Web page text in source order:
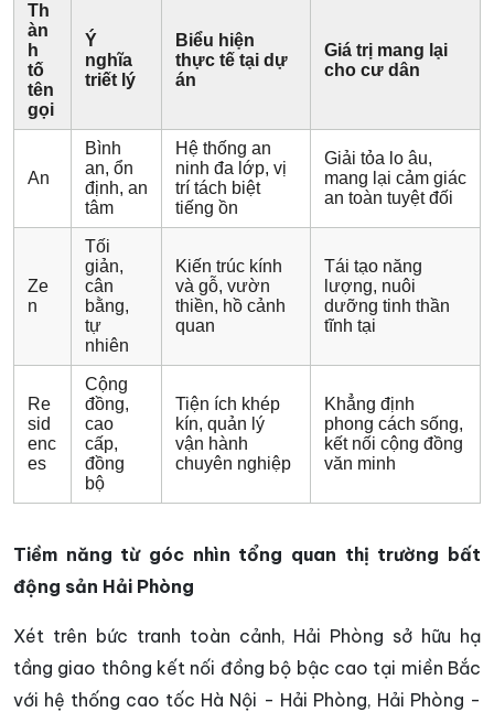
Th
àn
h
tố
tên
gọi
Ý
nghĩa
triết lý
Biểu hiện
thực tế tại dự
án
Giá trị mang lại
cho cư dân
An
Bình
an, ổn
định, an
tâm
Hệ thống an
ninh đa lớp, vị
trí tách biệt
tiếng ồn
Giải tỏa lo âu,
mang lại cảm giác
an toàn tuyệt đối
Ze
n
Tối
giản,
cân
bằng,
tự
nhiên
Kiến trúc kính
và gỗ, vườn
thiền, hồ cảnh
quan
Tái tạo năng
lượng, nuôi
dưỡng tinh thần
tĩnh tại
Re
sid
enc
es
Cộng
đồng,
cao
cấp,
đồng
bộ
Tiện ích khép
kín, quản lý
vận hành
chuyên nghiệp
Khẳng định
phong cách sống,
kết nối cộng đồng
văn minh
Tiềm năng từ góc nhìn tổng quan thị trường bất
động sản Hải Phòng
Xét trên bức tranh toàn cảnh, Hải Phòng sở hữu hạ
tầng giao thông kết nối đồng bộ bậc cao tại miền Bắc
với hệ thống cao tốc Hà Nội - Hải Phòng, Hải Phòng -